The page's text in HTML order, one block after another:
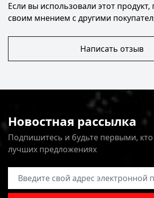
Если вы использовали этот продукт,
своим мнением с другими
Написать отзыв
Новостная рассылка
Подпишитесь и будьте первыми, кто
лучших предложениях
Адрес электронной почты